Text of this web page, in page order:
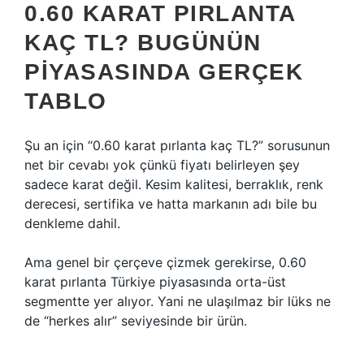
0.60 KARAT PIRLANTA
KAÇ TL? BUGÜNÜN
PIYASASINDA GERÇEK
TABLO
Şu an için “0.60 karat pırlanta kaç TL?” sorusunun
net bir cevabı yok çünkü fiyatı belirleyen şey
sadece karat değil. Kesim kalitesi, berraklık, renk
derecesi, sertifika ve hatta markanın adı bile bu
denkleme dahil.
Ama genel bir çerçeve çizmek gerekirse, 0.60
karat pırlanta Türkiye piyasasında orta-üst
segmentte yer alıyor. Yani ne ulaşılmaz bir lüks ne
de “herkes alır” seviyesinde bir ürün.